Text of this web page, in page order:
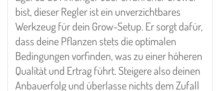
bist, dieser Regler ist ein unverzichtbares
Werkzeug für dein Grow-Setup. Er sorgt dafür,
dass deine Pflanzen stets die optimalen
Bedingungen vorfinden, was zu einer höheren
Qualität und Ertrag führt. Steigere also deinen
Anbauerfolg und überlasse nichts dem Zufall